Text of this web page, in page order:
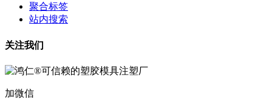
聚合标签
站内搜索
关注我们
加微信